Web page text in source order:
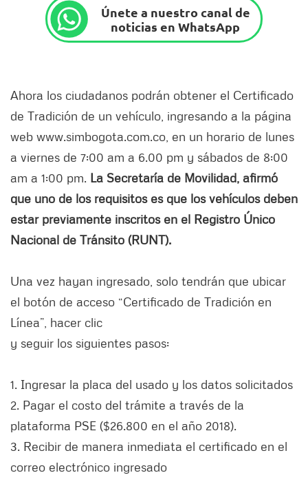
Únete a nuestro canal de
noticias en WhatsApp
Ahora los ciudadanos podrán obtener el Certificado
de Tradición de un vehículo, ingresando a la página
web www.simbogota.com.co, en un horario de lunes
a viernes de 7:00 am a 6.00 pm y sábados de 8:00
am a 1:00 pm. La Secretaría de Movilidad, afirmó
que uno de los requisitos es que los vehículos deben
estar previamente inscritos en el Registro Único
Nacional de Tránsito (RUNT).
Una vez hayan ingresado, solo tendrán que ubicar
el botón de acceso “Certificado de Tradición en
Línea”, hacer clic
y seguir los siguientes pasos:
1. Ingresar la placa del usado y los datos solicitados
2. Pagar el costo del trámite a través de la
plataforma PSE ($26.800 en el año 2018).
3. Recibir de manera inmediata el certificado en el
correo electrónico ingresado